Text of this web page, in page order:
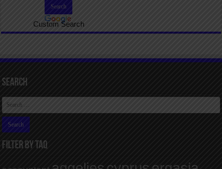
Custom Search
Search
FILTER BY TAQ